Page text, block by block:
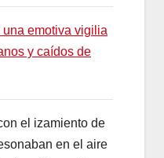
una emotiva vigilia
y caídos de
el izamiento de
en el aire